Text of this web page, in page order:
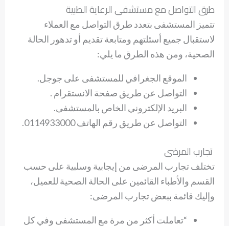
طرق التواصل مع مستشفى الرعاية الطبية
تتميز المستشفى بتعدد طرق التواصل مع العملاء
لاستقبال جميع أسئلتهم ومتابعة تقديم أو تدهور الحالة
الصحية، ومن هذه الطرق ما يلي:
الموقع الجغرافي للمستشفى على جوجل.
التواصل عن طريق صفحة الانستقرام .
البريد الإلكتروني الخاص بالمستشفى.
التواصل عن طريق رقم الهاتف 0114933000.
تجارب المرضى
تختلف تجارب المرضى من إيجابية وسلبية على حسب
القسم والأطباء القائمين على الحالة الصحية للعميل،
وإليك قائمة ببعض تجارب المرضى:
“تعاملت أكثر من مرة مع المستشفى وفي كل